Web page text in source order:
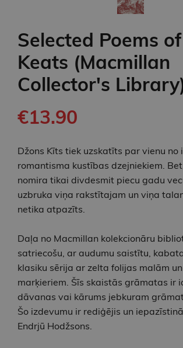
Selected Poems
Keats (Macmillan
Collector's
€13.90
Džons Kīts tiek uzskatīts par vienu no
romantisma kustības dzejniekiem.
nomira tikai divdesmit piecu gadu
uzbruka viņa rakstītajam un viņa
netika atpazīts.
Daļa no Macmillan kolekcionāru
satriecošu, ar audumu saistītu,
klasiku sērija ar zelta folijas malām
marķieriem. Šīs skaistās grāmatas ir
dāvanas vai kārums jebkuram
Šo izdevumu ir rediģējis un
Endrjū Hodžsons.